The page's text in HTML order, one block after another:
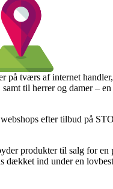
på tværs af internet
til herrer og damer –
efter tilbud på
produkter til salg for
ind under en